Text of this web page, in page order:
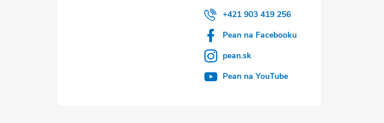
+421 903 419 256
Pean na Facebooku
pean.sk
Pean na YouTube